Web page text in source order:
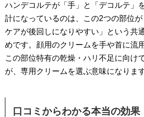
ハンデコルテが「手」と「デコルテ」
計になっているのは、この2つの部位
ケアが後回しになりやすい」という共
めです。顔用のクリームを手や首に流
この部位特有の乾燥・ハリ不足に向け
が、専用クリームを選ぶ意味になります
口コミからわかる本当の効果